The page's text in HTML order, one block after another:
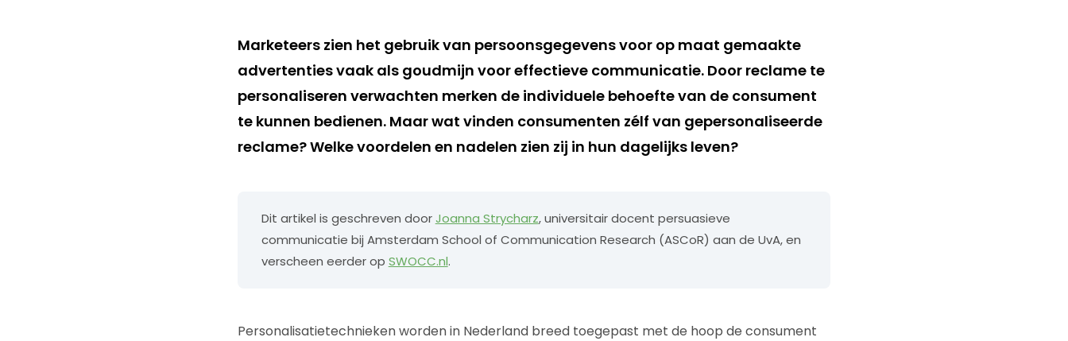
Marketeers zien het gebruik van persoonsgegevens voor op maat gemaakte
advertenties vaak als goudmijn voor effectieve communicatie. Door reclame te
personaliseren verwachten merken de individuele behoefte van de consument
te kunnen bedienen. Maar wat vinden consumenten zélf van gepersonaliseerde
reclame? Welke voordelen en nadelen zien zij in hun dagelijks leven?
Dit artikel is geschreven doorJoanna Strycharz, universitair docent persuasieve
communicatie bij Amsterdam School of Communication Research (ASCoR) aan de UvA, en
verscheen eerder op SWOCC.nl.
Personalisatietechnieken worden in Nederland breed toegepast met de hoop de consument